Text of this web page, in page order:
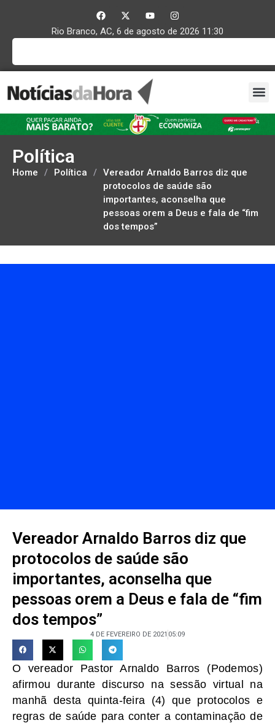
Rio Branco, AC, 6 de agosto de 2026 11:30
Política
Home / Política / Vereador Arnaldo Barros diz que
protocolos de saúde são
importantes, aconselha que
pessoas orem a Deus e fala de “fim
dos tempos”
Vereador Arnaldo Barros diz que
protocolos de saúde são
importantes, aconselha que
pessoas orem a Deus e fala de “fim
dos tempos”
4 DE FEVEREIRO DE 2021 05:09
O vereador Pastor Arnaldo Barros (Podemos)
afirmou durante discurso na sessão virtual na
manhã desta quinta-feira (4) que protocolos e
regras de saúde para conter a contaminação de